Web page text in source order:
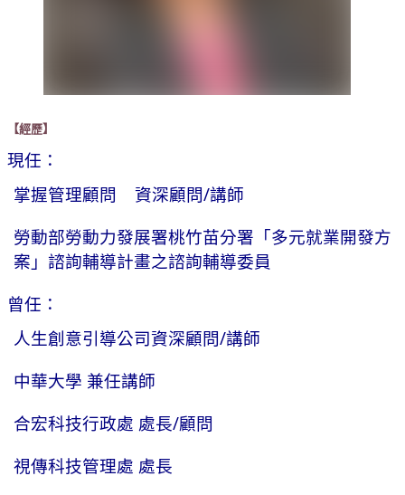
【經歷】
現任：
掌握管理顧問 資深顧問/講師
勞動部勞動力發展署桃竹苗分署「多元就業開發方
案」諮詢輔導計畫之諮詢輔導委員
曾任：
人生創意引導公司資深顧問/講師
中華大學 兼任講師
合宏科技行政處 處長/顧問
視傳科技管理處 處長